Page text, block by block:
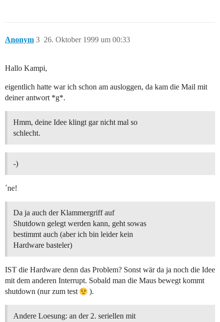
Anonym 26. Oktober 1999 um 00:33
3
Hallo Kampi,
eigentlich hatte war ich schon am ausloggen, da kam die Mail mit
deiner antwort *g*.
Hmm, deine Idee klingt gar nicht mal so
schlecht.
-)
´ne!
Da ja auch der Klammergriff auf
Shutdown gelegt werden kann, geht sowas
bestimmt auch (aber ich bin leider kein
Hardware basteler)
IST die Hardware denn das Problem? Sonst wär da ja noch die Idee
mit dem anderen Interrupt. Sobald man die Maus bewegt kommt
shutdown (nur zum test
).
Andere Loesung: an der 2. seriellen mit